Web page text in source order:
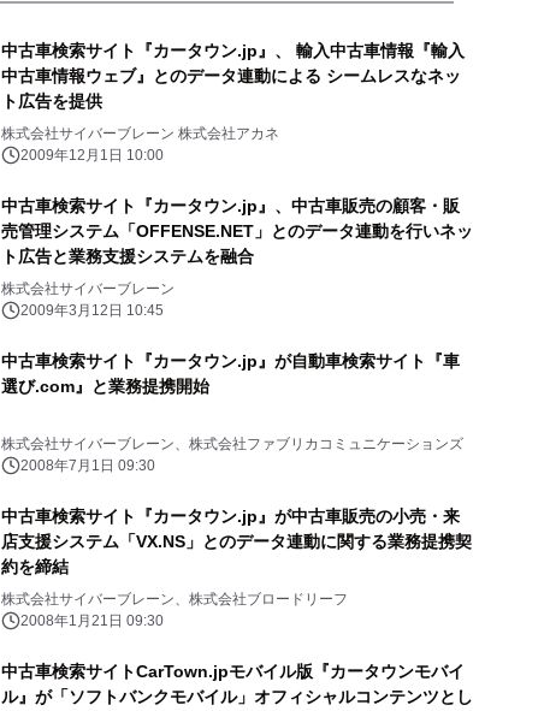
中古車検索サイト『カータウン.jp』、 輸入中古車情報『輸入
中古車情報ウェブ』とのデータ連動による シームレスなネッ
ト広告を提供
株式会社サイバーブレーン 株式会社アカネ
2009年12月1日 10:00
中古車検索サイト『カータウン.jp』、中古車販売の顧客・販
売管理システム「OFFENSE.NET」とのデータ連動を行いネッ
ト広告と業務支援システムを融合
株式会社サイバーブレーン
2009年3月12日 10:45
中古車検索サイト『カータウン.jp』が自動車検索サイト『車
選び.com』と業務提携開始
株式会社サイバーブレーン、株式会社ファブリカコミュニケーションズ
2008年7月1日 09:30
中古車検索サイト『カータウン.jp』が中古車販売の小売・来
店支援システム「VX.NS」とのデータ連動に関する業務提携契
約を締結
株式会社サイバーブレーン、株式会社ブロードリーフ
2008年1月21日 09:30
中古車検索サイトCarTown.jpモバイル版『カータウンモバイ
ル』が「ソフトバンクモバイル」オフィシャルコンテンツとし